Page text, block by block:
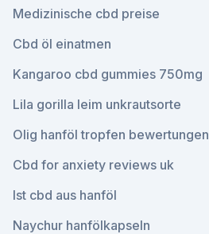
Medizinische cbd preise
Cbd öl einatmen
Kangaroo cbd gummies 750mg
Lila gorilla leim unkrautsorte
Olig hanföl tropfen bewertungen
Cbd for anxiety reviews uk
Ist cbd aus hanföl
Naychur hanfölkapseln